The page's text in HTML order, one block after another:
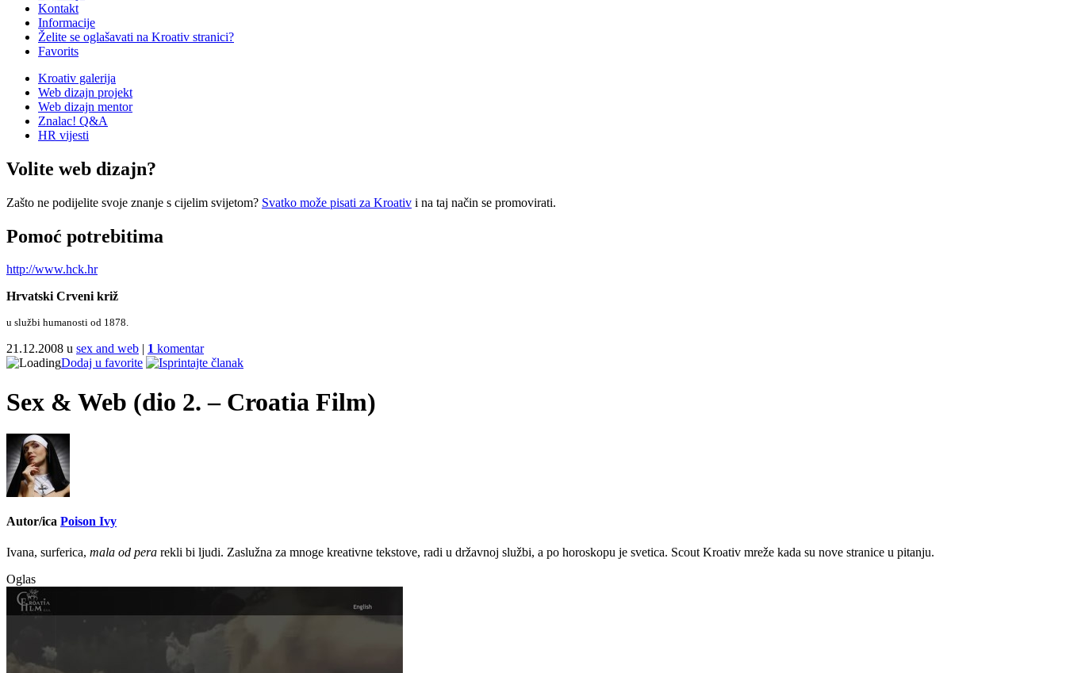
Kontakt
Informacije
Želite se oglašavati na Kroativ stranici?
Favorits
Kroativ galerija
Web dizajn projekt
Web dizajn mentor
Znalac! Q&A
HR vijesti
Volite web dizajn?
Zašto ne podijelite svoje znanje s cijelim svijetom? Svatko može pisati za Kroativ i na taj način se promovirati.
Pomoć potrebitima
http://www.hck.hr
Hrvatski Crveni križ
u službi humanosti od 1878.
21.12.2008 u sex and web | 1 komentar
Dodaj u favorite
Sex & Web (dio 2. – Croatia Film)
Autor/ica Poison Ivy
Ivana, surferica, mala od pera rekli bi ljudi. Zaslužna za mnoge kreativne tekstove, radi u državnoj službi, a po horoskopu je svetica. Scout Kroativ mreže kada su nove stranice u pitanju.
Oglas